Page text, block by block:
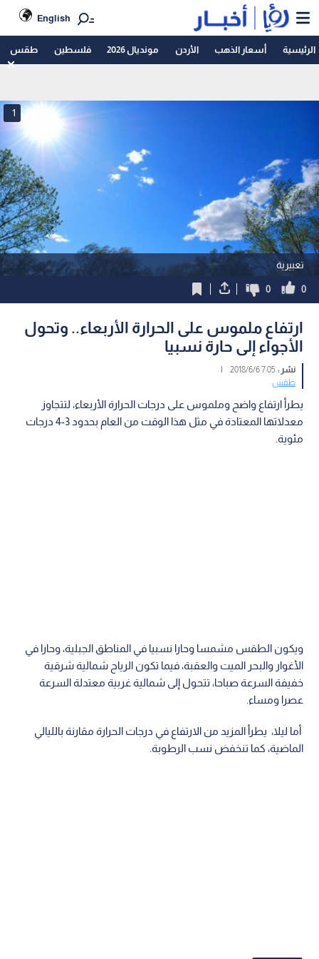
English
الرئيسية أسعار الذهب الأردن مونديال 2026 فلسطين طقس
تعبيرية
1
0
0
ارتفاع ملموس على الحرارة الأربعاء.. وتحول
الأجواء إلى حارة نسبيا
نشر :7:05 2018/6/6
|
طقس
يطرأ ارتفاع واضح وملموس على درجات الحرارة الأربعاء، لتتجاوز
معدلاتها المعتادة في مثل هذا الوقت من العام بحدود 3-4 درجات
مئوية.
ويكون الطقس مشمسا وحارا نسبيا في المناطق الجبلية، وحارا في
الأغوار والبحر الميت والعقبة، فيما تكون الرياح شمالية شرقية
خفيفة السرعة صباحا، تتحول إلى شمالية غربية معتدلة السرعة
عصرا ومساء.
أما ليلا، يطرأ المزيد من الارتفاع في درجات الحرارة مقارنة بالليالي
الماضية، كما تنخفض نسب الرطوبة.